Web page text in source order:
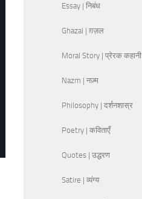
Essay | निबंध
Ghazal | ग़ज़ल
Moral Story | प्रेरक कहानी
Nazm | नज़्म
Philosophy | दर्शनशास्र
Poetry | कविताएँ
Quotes | उद्धरण
Satire | व्यंग्य